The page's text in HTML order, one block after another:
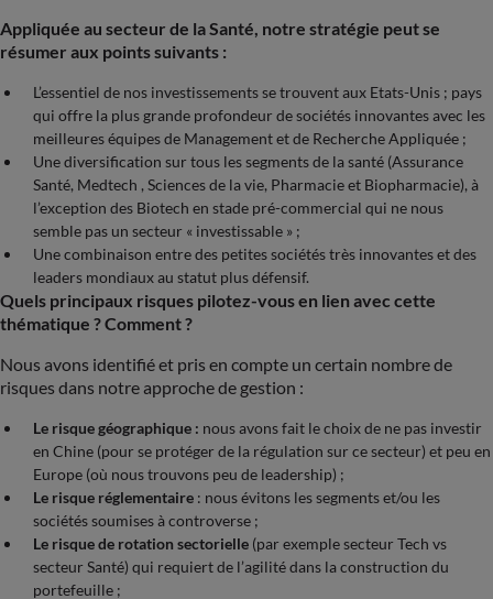
Appliquée au secteur de la Santé, notre stratégie peut se
résumer aux points suivants :
L’essentiel de nos investissements se trouvent aux Etats-Unis ; pays
qui offre la plus grande profondeur de sociétés innovantes avec les
meilleures équipes de Management et de Recherche Appliquée ;
Une diversification sur tous les segments de la santé (Assurance
Santé, Medtech , Sciences de la vie, Pharmacie et Biopharmacie), à
l’exception des Biotech en stade pré-commercial qui ne nous
semble pas un secteur « investissable » ;
Une combinaison entre des petites sociétés très innovantes et des
leaders mondiaux au statut plus défensif.
Quels principaux risques pilotez-vous en lien avec cette
thématique ? Comment ?
Nous avons identifié et pris en compte un certain nombre de
risques dans notre approche de gestion :
Le risque géographique : nous avons fait le choix de ne pas investir
en Chine (pour se protéger de la régulation sur ce secteur) et peu en
Europe (où nous trouvons peu de leadership) ;
Le risque réglementaire : nous évitons les segments et/ou les
sociétés soumises à controverse ;
Le risque de rotation sectorielle (par exemple secteur Tech vs
secteur Santé) qui requiert de l’agilité dans la construction du
portefeuille ;